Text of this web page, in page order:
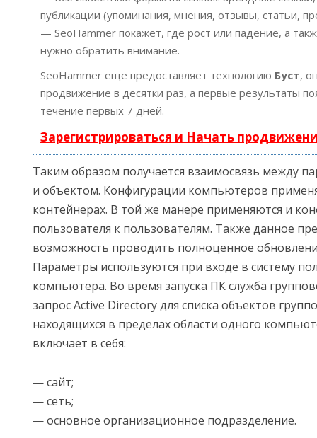
публикации (упоминания, мнения, отзывы, статьи,
— SeoHammer покажет, где рост или падение, а
нужно обратить внимание.
SeoHammer еще предоставляет технологию Буст,
продвижение в десятки раз, а первые результаты
течение первых 7 дней.
Зарегистрироваться и Начать
Таким образом получается взаимосвязь между
и объектом. Конфигурации компьютеров
контейнерах. В той же манере применяются и
пользователя к пользователям. Также данное
возможность проводить полноценное
Параметры используются при входе в систему
компьютера. Во время запуска ПК служба
запрос Active Directory для списка объектов
находящихся в пределах области одного
включает в себя:
— сайт;
— сеть;
— основное организационное подразделение.